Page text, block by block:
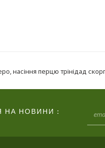
,насіння перцю трінідад
НА НОВИНИ :